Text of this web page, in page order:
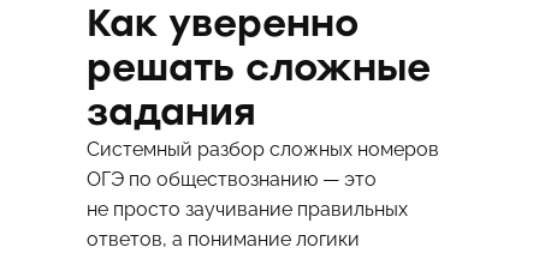
Как уверенно
решать сложные
задания
Системный разбор сложных номеров
ОГЭ по обществознанию — это
не просто заучивание правильных
ответов, а понимание логики